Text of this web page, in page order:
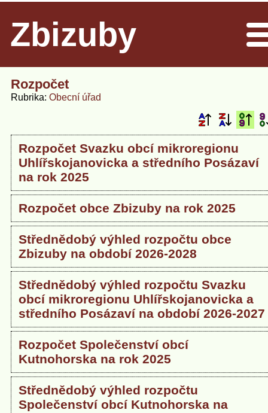
Zbizuby
Rozpočet
Rubrika Obecní úřad
Rozpočet Svazku obcí mikroregionu
Uhlířskojanovicka a středního Posázaví
na rok 2025
Rozpočet obce Zbizuby na rok 2025
Střednědobý výhled rozpočtu obce
Zbizuby na období 2026-2028
Střednědobý výhled rozpočtu Svazku
obcí mikroregionu Uhlířskojanovicka a
středního Posázaví na období 2026-2027
Rozpočet Společenství obcí
Kutnohorska na rok 2025
Střednědobý výhled rozpočtu
Společenství obcí Kutnohorska na